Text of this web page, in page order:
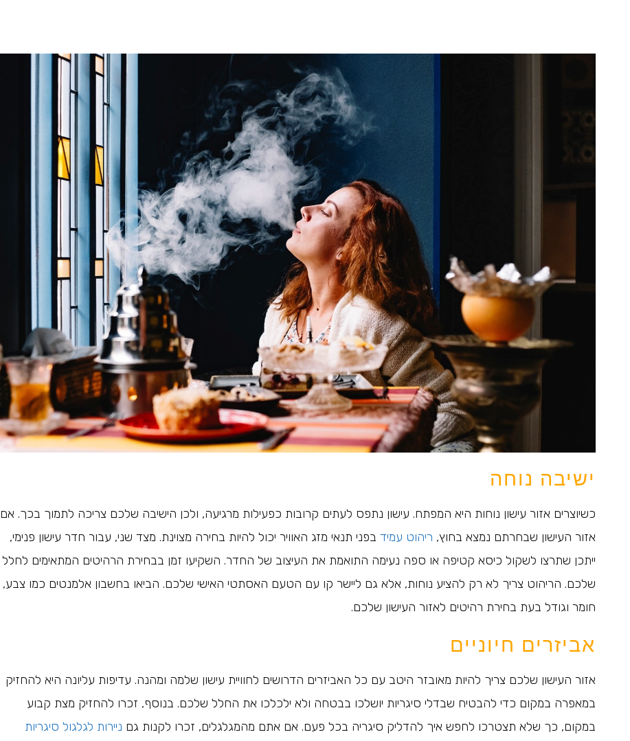
ישיבה נוחה
כשיוצרים אזור עישון נוחות היא המפתח. עישון נתפס לעתים קרובות כפעילות מרגיעה, ולכן הישיבה שלכם צריכה לתמוך בכך. אם
אזור העישון שבחרתם נמצא בחוץ, ריהוט עמיד בפני תנאי מזג האוויר יכול להיות בחירה מצוינת. מצד שני, עבור חדר עישון פנימי,
ייתכן שתרצו לשקול כיסא קטיפה או ספה נעימה התואמת את העיצוב של החדר. השקיעו זמן בבחירת הרהיטים המתאימים לחלל
שלכם. הריהוט צריך לא רק להציע נוחות, אלא גם ליישר קו עם הטעם האסתטי האישי שלכם. הביאו בחשבון אלמנטים כמו צבע,
חומר וגודל בעת בחירת רהיטים לאזור העישון שלכם.
אביזרים חיוניים
אזור העישון שלכם צריך להיות מאובזר היטב עם כל האביזרים הדרושים לחוויית עישון שלמה ומהנה. עדיפות עליונה היא להחזיק
במאפרה במקום כדי להבטיח שבדלי סיגריות יושלכו בבטחה ולא ילכלכו את החלל שלכם. בנוסף, זכרו להחזיק מצת קבוע
במקום, כך שלא תצטרכו לחפש איך להדליק סיגריה בכל פעם. אם אתם מהמגלגלים, זכרו לקנות גם ניירות לגלגול סיגריות